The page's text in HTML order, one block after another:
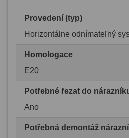
Provedení (typ)
Horizontálne odnímateľný
Homologace
E20
Potřebné řezat do
Ano
Potřebná demontáž